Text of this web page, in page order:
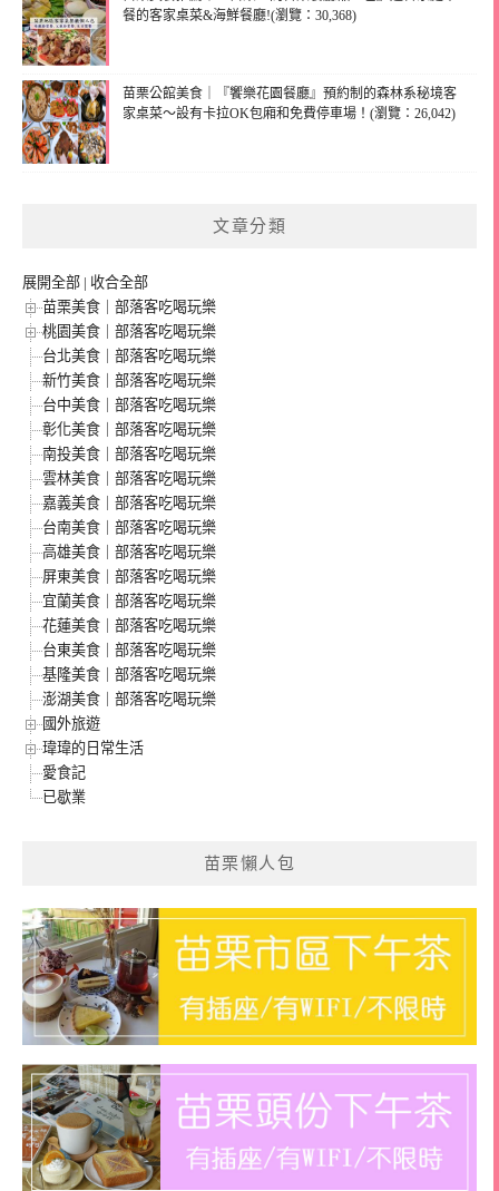
餐的客家桌菜&海鮮餐廳!(瀏覽：30,368)
苗栗公館美食｜『饗樂花園餐廳』預約制的森林系秘境客
家桌菜～設有卡拉OK包廂和免費停車場！(瀏覽：26,042)
文章分類
展開全部 | 收合全部
苗栗美食｜部落客吃喝玩樂
桃園美食｜部落客吃喝玩樂
台北美食｜部落客吃喝玩樂
新竹美食｜部落客吃喝玩樂
台中美食｜部落客吃喝玩樂
彰化美食｜部落客吃喝玩樂
南投美食｜部落客吃喝玩樂
雲林美食｜部落客吃喝玩樂
嘉義美食｜部落客吃喝玩樂
台南美食｜部落客吃喝玩樂
高雄美食｜部落客吃喝玩樂
屏東美食｜部落客吃喝玩樂
宜蘭美食｜部落客吃喝玩樂
花蓮美食｜部落客吃喝玩樂
台東美食｜部落客吃喝玩樂
基隆美食｜部落客吃喝玩樂
澎湖美食｜部落客吃喝玩樂
國外旅遊
瑋瑋的日常生活
愛食記
已歇業
苗栗懶人包